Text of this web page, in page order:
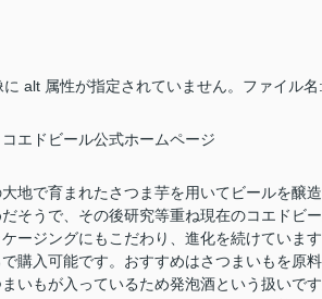
エドビール公式ホームページ
大地で育まれたさつま芋を用いてビールを醸
そうで、その後研究等重ね現在のコエドビ
ージングにもこだわり、進化を続けていま
で購入可能です。おすすめはさつまいもを原
いもが入っているため発泡酒という扱いで